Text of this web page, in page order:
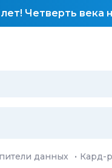
Четверть века
данных · Кард-